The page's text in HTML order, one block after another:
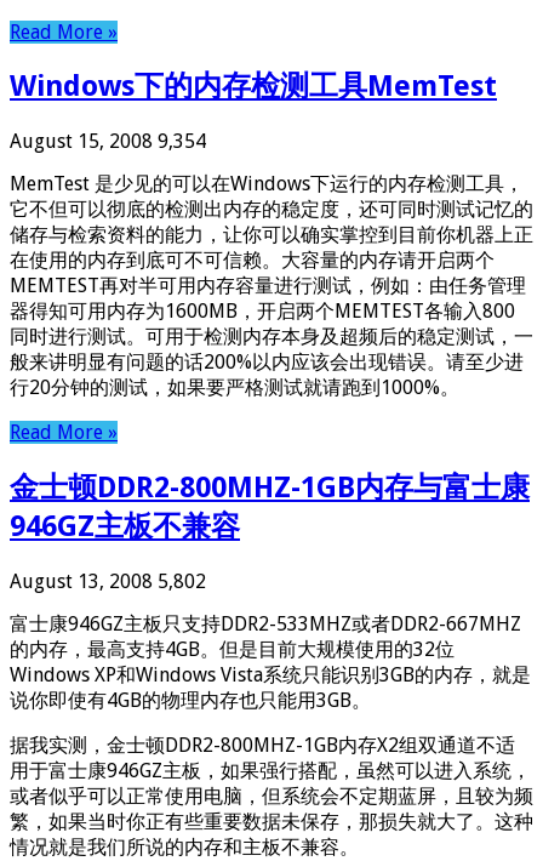
Read More »
Windows下的内存检测工具MemTest
August 15, 2008 9,354
MemTest 是少见的可以在Windows下运行的内存检测工具，
它不但可以彻底的检测出内存的稳定度，还可同时测试记忆的
储存与检索资料的能力，让你可以确实掌控到目前你机器上正
在使用的内存到底可不可信赖。大容量的内存请开启两个
MEMTEST再对半可用内存容量进行测试，例如：由任务管理
器得知可用内存为1600MB，开启两个MEMTEST各输入800
同时进行测试。可用于检测内存本身及超频后的稳定测试，一
般来讲明显有问题的话200%以内应该会出现错误。请至少进
行20分钟的测试，如果要严格测试就请跑到1000%。
Read More »
金士顿DDR2-800MHZ-1GB内存与富士康
946GZ主板不兼容
August 13, 2008 5,802
富士康946GZ主板只支持DDR2-533MHZ或者DDR2-667MHZ
的内存，最高支持4GB。但是目前大规模使用的32位
Windows XP和Windows Vista系统只能识别3GB的内存，就是
说你即使有4GB的物理内存也只能用3GB。
据我实测，金士顿DDR2-800MHZ-1GB内存X2组双通道不适
用于富士康946GZ主板，如果强行搭配，虽然可以进入系统，
或者似乎可以正常使用电脑，但系统会不定期蓝屏，且较为频
繁，如果当时你正有些重要数据未保存，那损失就大了。这种
情况就是我们所说的内存和主板不兼容。